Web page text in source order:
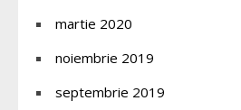
martie 2020
noiembrie 2019
septembrie 2019